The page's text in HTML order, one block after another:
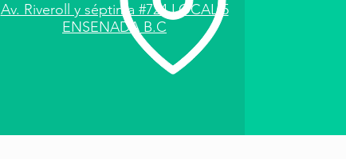
Av. Riveroll y séptima #724 LOCAL 5
ENSENADA B.C